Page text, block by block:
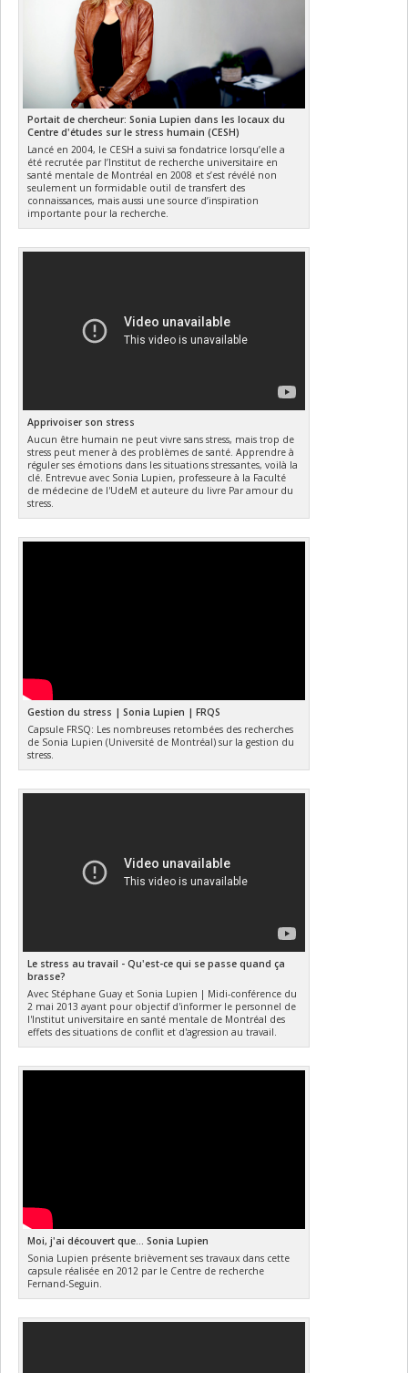
Portait de chercheur: Sonia Lupien dans les locaux du
Centre d'études sur le stress humain (CESH)
Lancé en 2004, le CESH a suivi sa fondatrice lorsqu’elle a
été recrutée par l’Institut de recherche universitaire en
santé mentale de Montréal en 2008 et s’est révélé non
seulement un formidable outil de transfert des
connaissances, mais aussi une source d’inspiration
importante pour la recherche.
Apprivoiser son stress
Aucun être humain ne peut vivre sans stress, mais trop de
stress peut mener à des problèmes de santé. Apprendre à
réguler ses émotions dans les situations stressantes, voilà la
clé. Entrevue avec Sonia Lupien, professeure à la Faculté
de médecine de l'UdeM et auteure du livre Par amour du
stress.
Gestion du stress | Sonia Lupien | FRQS
Capsule FRSQ: Les nombreuses retombées des recherches
de Sonia Lupien (Université de Montréal) sur la gestion du
stress.
Le stress au travail - Qu'est-ce qui se passe quand ça
brasse?
Avec Stéphane Guay et Sonia Lupien | Midi-conférence du
2 mai 2013 ayant pour objectif d'informer le personnel de
l'Institut universitaire en santé mentale de Montréal des
effets des situations de conflit et d'agression au travail.
Moi, j'ai découvert que... Sonia Lupien
Sonia Lupien présente brièvement ses travaux dans cette
capsule réalisée en 2012 par le Centre de recherche
Fernand-Seguin.